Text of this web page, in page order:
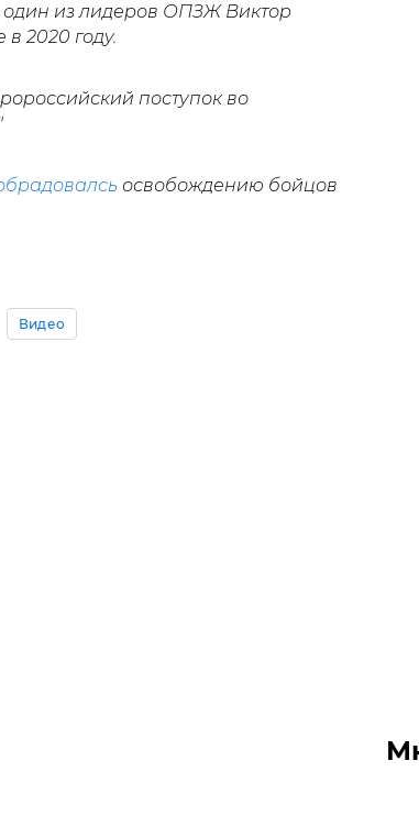
один из лидеров ОПЗЖ Виктор
2020 году.
поступок во
освобождению бойцов
Видео